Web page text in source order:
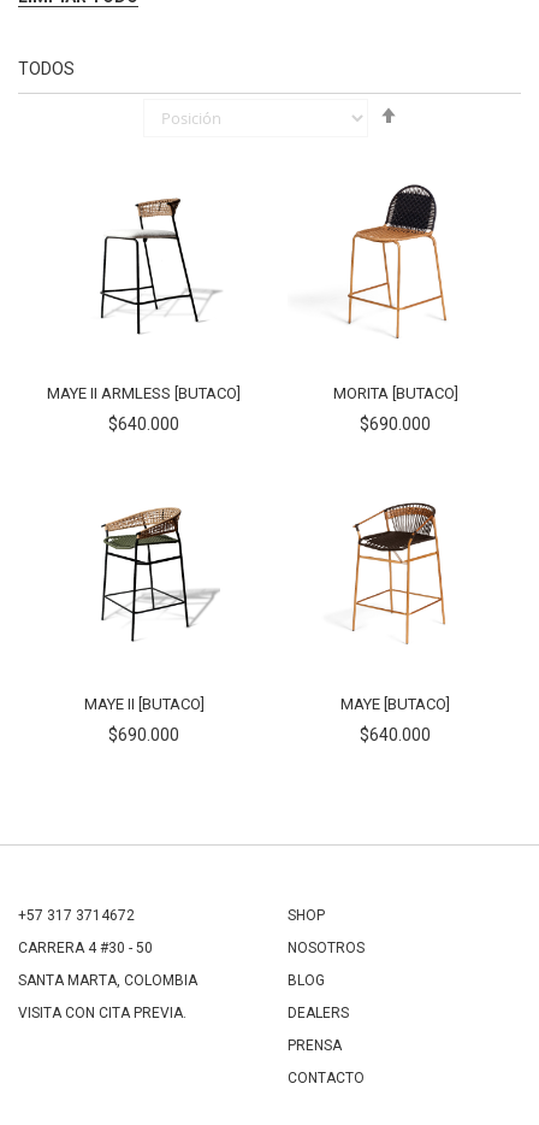
TODOS
MAYE II ARMLESS [BUTACO]
$640.000
MORITA [BUTACO]
$690.000
MAYE II [BUTACO]
$690.000
MAYE [BUTACO]
$640.000
+57 317 3714672
CARRERA 4 #30 - 50
SANTA MARTA, COLOMBIA
VISITA CON CITA PREVIA.
SHOP
NOSOTROS
BLOG
DEALERS
PRENSA
CONTACTO